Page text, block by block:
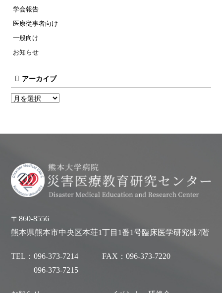
学会報告
医療従事者向け
一般向け
お知らせ
アーカイブ
〒860-8556
熊本県熊本市中央区本荘1丁目1番1号臨床医学研究棟7階
TEL：096-373-7214
096-373-7215
FAX：096-373-7220